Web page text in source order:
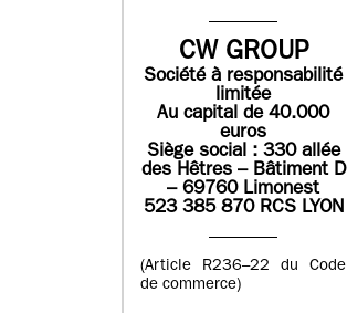
CW GROUP
Société à responsabilité
limitée
Au capital de 40.000
euros
Siège social : 330 allée
des Hêtres – Bâtiment D
– 69760 Limonest
523 385 870 RCS LYON
(Article R236–22 du Code
de commerce)